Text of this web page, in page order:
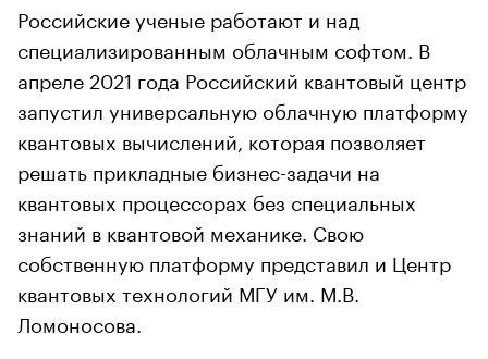
Российские ученые работают и над
специализированным облачным софтом. В
апреле 2021 года Российский квантовый центр
запустил универсальную облачную платформу
квантовых вычислений, которая позволяет
решать прикладные бизнес-задачи на
квантовых процессорах без специальных
знаний в квантовой механике. Свою
собственную платформу представил и Центр
квантовых технологий МГУ им. М.В.
Ломоносова.